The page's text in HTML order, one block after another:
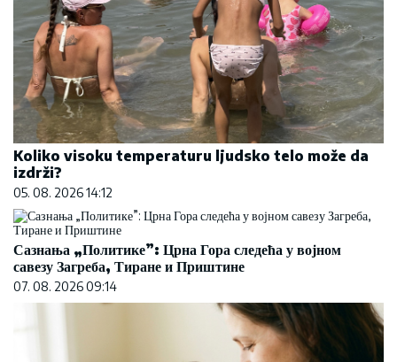
Koliko visoku temperaturu ljudsko telo može da
izdrži?
05. 08. 2026 14:12
Сазнања „Политике”: Црна Гора следећа у војном
савезу Загреба, Тиране и Приштине
07. 08. 2026 09:14